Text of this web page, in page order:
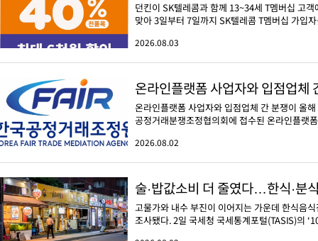
던킨이 SK텔레콤과 함께 13~34세 T멤버십 고
맞아 3일부터 7일까지 SK텔레콤 T멤버십 가입
2026.08.03
온라인플랫폼 사업자와 입점업체
온라인플랫폼 사업자와 입점업체 간 분쟁이 올
공정거래분쟁조정협의회에 접수된 온라인플랫
2026.08.02
술·밥값소비 더 줄였다…한식·분
고물가와 내수 부진이 이어지는 가운데 한식음
조사됐다. 2일 국세청 국세통계포털(TASIS)의